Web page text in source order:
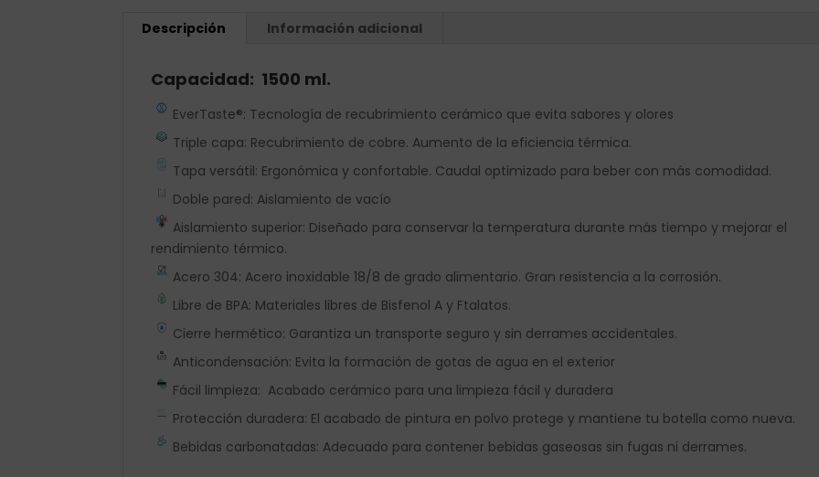
Descripción Información adicional
Capacidad: 1500 ml.
EverTaste®: Tecnología de recubrimiento cerámico que evita sabores y olores
Triple capa: Recubrimiento de cobre. Aumento de la eficiencia térmica.
Tapa versátil: Ergonómica y confortable. Caudal optimizado para beber con más comodidad.
Doble pared: Aislamiento de vacío
Aislamiento superior: Diseñado para conservar la temperatura durante más tiempo y mejorar el
rendimiento térmico.
Acero 304: Acero inoxidable 18/8 de grado alimentario. Gran resistencia a la corrosión.
Libre de BPA: Materiales libres de Bisfenol A y Ftalatos.
Cierre hermético: Garantiza un transporte seguro y sin derrames accidentales.
Anticondensación: Evita la formación de gotas de agua en el exterior
Fácil limpieza: Acabado cerámico para una limpieza fácil y duradera
Protección duradera: El acabado de pintura en polvo protege y mantiene tu botella como nueva.
Bebidas carbonatadas: Adecuado para contener bebidas gaseosas sin fugas ni derrames.